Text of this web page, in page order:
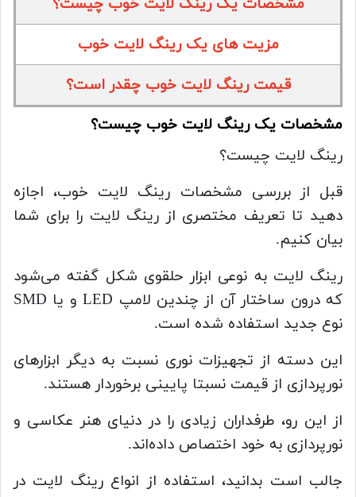
مزیت های یک رینگ لایت خوب
قیمت رینگ لایت خوب چقدر است؟
مشخصات یک رینگ لایت خوب چیست؟
رینگ لایت چیست؟
قبل از بررسی مشخصات رینگ لایت خوب، اجازه
دهید تا تعریف مختصری از رینگ لایت را برای شما
بیان کنیم.
رینگ لایت به نوعی ابزار حلقوی شکل گفته می‌شود
که درون ساختار آن از چندین لامپ LED و یا SMD
نوع جدید استفاده شده است.
این دسته از تجهیزات نوری نسبت به دیگر ابزارهای
نورپردازی از قیمت نسبتا پایینی برخوردار هستند.
از این رو، طرفداران زیادی را در دنیای هنر عکاسی و
نورپردازی به خود اختصاص داده‌اند.
جالب است بدانید، استفاده از انواع رینگ لایت در